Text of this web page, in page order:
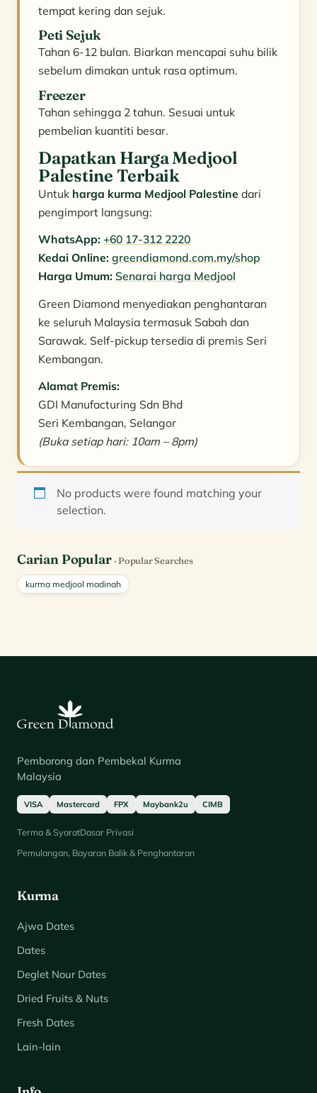
tempat kering dan sejuk.
Peti Sejuk
Tahan 6-12 bulan. Biarkan mencapai suhu bilik
sebelum dimakan untuk rasa optimum.
Freezer
Tahan sehingga 2 tahun. Sesuai untuk
pembelian kuantiti besar.
Dapatkan Harga Medjool
Palestine Terbaik
Untuk harga kurma Medjool Palestine dari
pengimport langsung:
WhatsApp: +60 17-312 2220
Kedai Online: greendiamond.com.my/shop
Harga Umum: Senarai harga Medjool
Green Diamond menyediakan penghantaran
ke seluruh Malaysia termasuk Sabah dan
Sarawak. Self-pickup tersedia di premis Seri
Kembangan.
Alamat Premis:
GDI Manufacturing Sdn Bhd
Seri Kembangan, Selangor
(Buka setiap hari: 10am – 8pm)
No products were found matching your
selection.
Carian Popular · Popular Searches
kurma medjool madinah
Pemborong dan Pembekal Kurma
Malaysia
VISA Mastercard FPX Maybank2u CIMB
Terma & SyaratDasar Privasi
Pemulangan, Bayaran Balik & Penghantaran
Kurma
Ajwa Dates
Dates
Deglet Nour Dates
Dried Fruits & Nuts
Fresh Dates
Lain-lain